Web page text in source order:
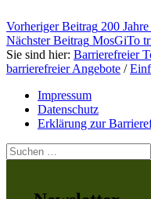
Springe
zurück
zum
Menü
Vorheriger Beitrag 200
Nächster Beitrag MosGiTo
Sie sind hier: Barrierefreier
barrierefreier Angebote /
Impressum
Datenschutz
Erklärung zur
Suchen
nach: